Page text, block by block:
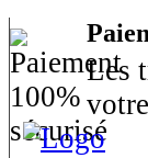
Les